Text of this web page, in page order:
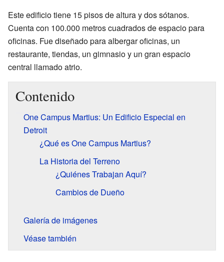
Este edificio tiene 15 pisos de altura y dos sótanos.
Cuenta con 100.000 metros cuadrados de espacio para
oficinas. Fue diseñado para albergar oficinas, un
restaurante, tiendas, un gimnasio y un gran espacio
central llamado atrio.
Contenido
One Campus Martius: Un Edificio Especial en
Detroit
¿Qué es One Campus Martius?
La Historia del Terreno
¿Quiénes Trabajan Aquí?
Cambios de Dueño
Galería de imágenes
Véase también